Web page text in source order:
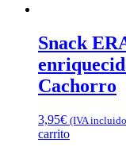
Snack
Cachorro
3,95€ (IVA
carrito